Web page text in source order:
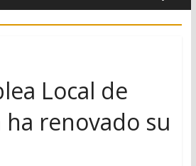
Local de
ha renovado su